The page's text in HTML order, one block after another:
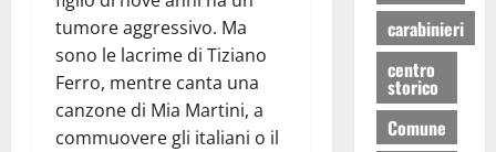
tumore aggressivo. Ma
sono le lacrime di Tiziano
Ferro, mentre canta una
canzone di Mia Martini, a
commuovere gli italiani o il
carabinieri
centro
storico
Comune